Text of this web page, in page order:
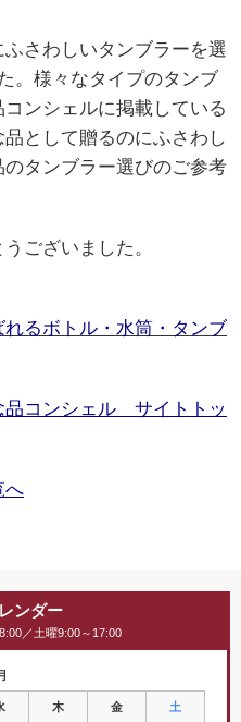
さわしいタンブラーを選
。様々なタイプのタンブ
ンシェルに掲載している
として贈るのにふさわし
タンブラー選びのご参考
ございました。
るボトル・水筒・タンブ
コンシェル サイトトッ
へ
ンダー
／土曜9:00～17:00
木 金 土